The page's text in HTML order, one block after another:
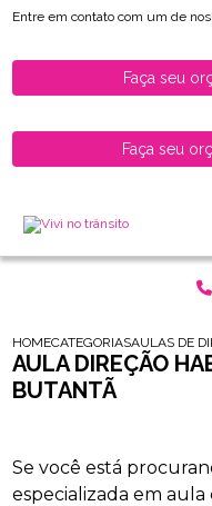
Entre em contato com um de
Faça seu
Faça seu
HOMECATEGORIASAULAS DE
AULA DIREÇÃO
BUTANTÃ
Se você está
especializada em